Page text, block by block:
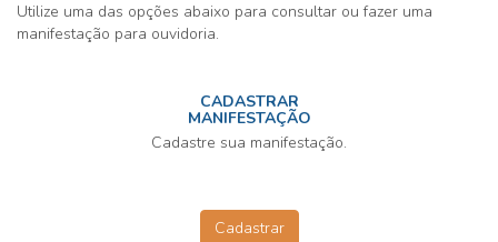
Utilize uma das opções abaixo para consultar ou fazer uma
manifestação para ouvidoria.
CADASTRAR
MANIFESTAÇÃO
Cadastre sua manifestação.
Cadastrar